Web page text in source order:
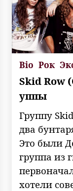
Bio Рок
Skid Row
уппы
Группу
два
Это были
группа из
хотели